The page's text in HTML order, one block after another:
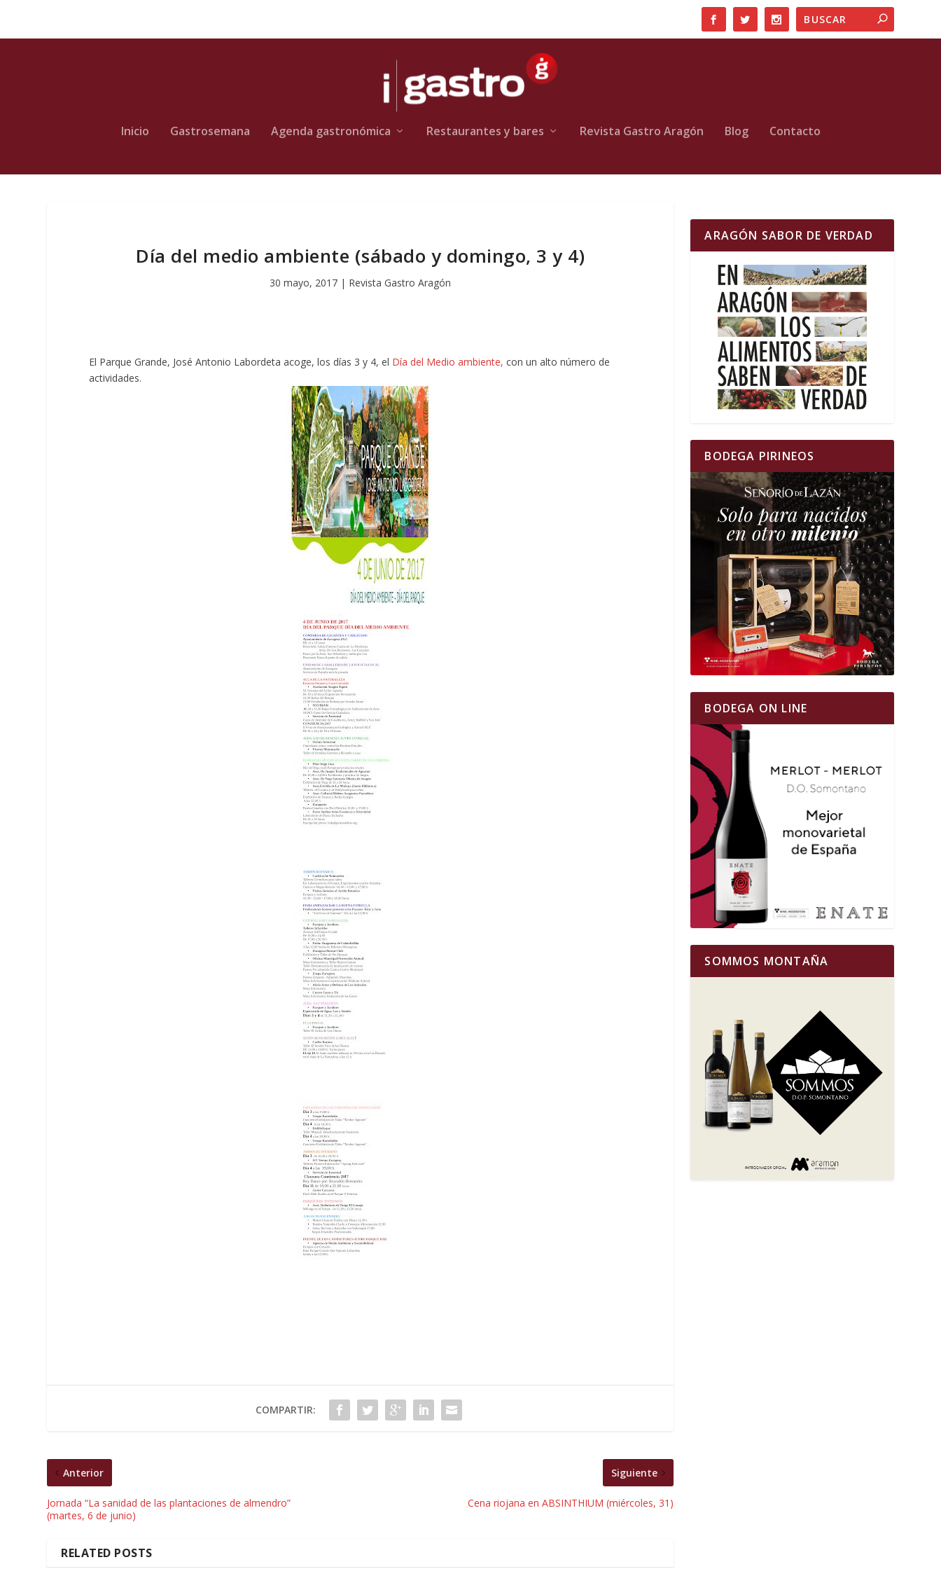
Inicio Gastrosemana Agenda gastronómica Restaurantes y bares Revista Gastro Aragón Blog Contacto
Día del medio ambiente (sábado y domingo, 3 y 4)
30 mayo, 2017 | Revista Gastro Aragón
El Parque Grande, José Antonio Labordeta acoge, los días 3 y 4, el Día del Medio ambiente, con un alto número de
actividades.
COMPARTIR:
Anterior
Jornada “La sanidad de las plantaciones de almendro”
(martes, 6 de junio)
Siguiente
Cena riojana en ABSINTHIUM (miércoles, 31)
RELATED POSTS
ARAGÓN SABOR DE VERDAD
BODEGA PIRINEOS
BODEGA ON LINE
SOMMOS MONTAÑA